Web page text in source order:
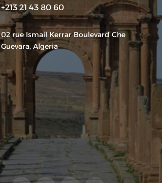
+213 21 43 80 60
02 rue Ismail Kerrar Boulevard Che
Guevara, Algeria